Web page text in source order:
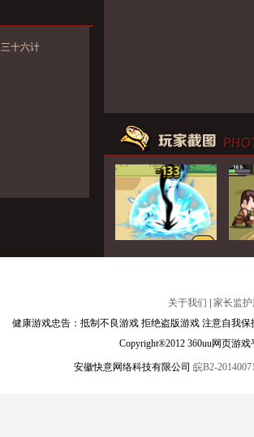
三十六计
关于我们
家长监
健康游戏忠告：抵制不良游戏 拒绝盗版游戏 注意自我
Copyright®2012 360uu网页游
安徽快意网络科技有限公司 皖B2-